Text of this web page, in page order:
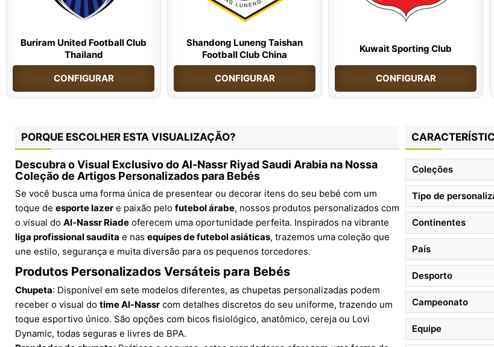
Buriram United Football Club
Thailand
CONFIGURAR
Shandong Luneng Taishan
Football Club China
CONFIGURAR
Kuwait Sporting Club
CONFIGURAR
PORQUE ESCOLHER ESTA VISUALIZAÇÃO?
Descubra o Visual Exclusivo do Al-Nassr Riyad Saudi Arabia na Nossa
Coleção de Artigos Personalizados para Bebés
Se você busca uma forma única de presentear ou decorar itens do seu bebé com um
toque de esporte lazer e paixão pelo futebol árabe, nossos produtos personalizados com
o visual do Al-Nassr Riade oferecem uma oportunidade perfeita. Inspirados na vibrante
liga profissional saudita e nas equipes de futebol asiáticas, trazemos uma coleção que
une estilo, segurança e muita diversão para os pequenos torcedores.
Produtos Personalizados Versáteis para Bebés
Chupeta: Disponível em sete modelos diferentes, as chupetas personalizadas podem
receber o visual do time Al-Nassr com detalhes discretos do seu uniforme, trazendo um
toque esportivo único. São opções com bicos fisiológico, anatômico, cereja ou Lovi
Dynamic, todas seguras e livres de BPA.
Coleções
Tipo de
Continentes
País
Desporto
Campeonato
Equipe